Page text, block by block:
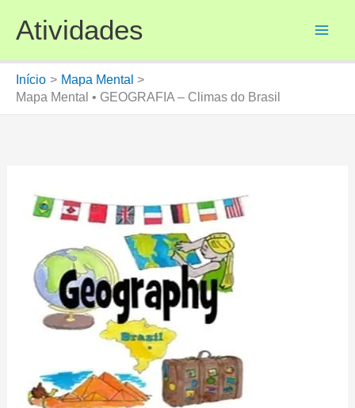
para
conteúdo
Atividades
Início
Mapa Mental
Mapa Mental • GEOGRAFIA – Climas do Brasil